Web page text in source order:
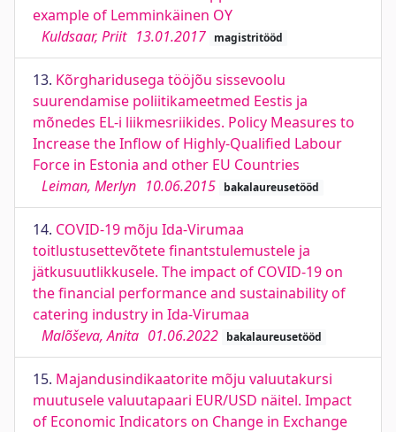
example of Lemminkäinen OY
Kuldsaar, Priit 13.01.2017 magistritööd
13. Kõrgharidusega tööjõu sissevoolu
suurendamise poliitikameetmed Eestis ja
mõnedes EL-i liikmesriikides. Policy Measures to
Increase the Inflow of Highly-Qualified Labour
Force in Estonia and other EU Countries
Leiman, Merlyn 10.06.2015 bakalaureusetööd
14. COVID-19 mõju Ida-Virumaa
toitlustusettevõtete finantstulemustele ja
jätkusuutlikkusele. The impact of COVID-19 on
the financial performance and sustainability of
catering industry in Ida-Virumaa
Malõševa, Anita 01.06.2022 bakalaureusetööd
15. Majandusindikaatorite mõju valuutakursi
muutusele valuutapaari EUR/USD näitel. Impact
of Economic Indicators on Change in Exchange